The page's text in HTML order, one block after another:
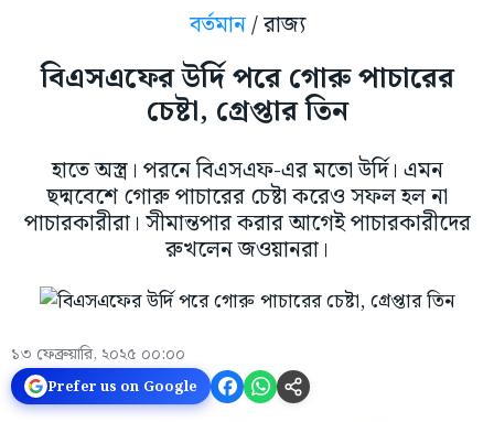
বর্তমান/ রাজ্য
বিএসএফের উর্দি পরে গোরু পাচারের
চেষ্টা, গ্রেপ্তার তিন
হাতে অস্ত্র। পরনে বিএসএফ-এর মতো উর্দি। এমন
ছদ্মবেশে গোরু পাচারের চেষ্টা করেও সফল হল না
পাচারকারীরা। সীমান্তপার করার আগেই পাচারকারীদের
রুখলেন জওয়ানরা।
১৩ ফেব্রুয়ারি, ২০২৫ ০০:০০
Prefer us on Google